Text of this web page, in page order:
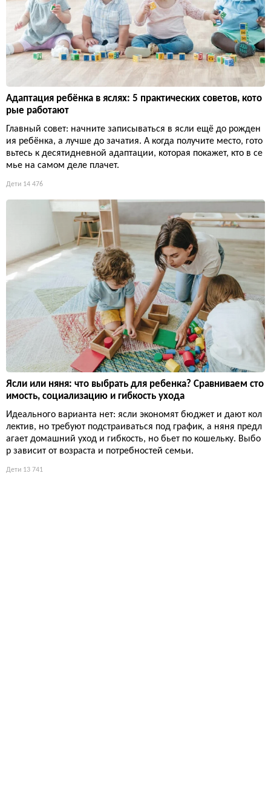
Адаптация ребёнка в яслях: 5 практических советов, кото
рые работают
Главный совет: начните записываться в ясли ещё до рожден
ия ребёнка, а лучше до зачатия. А когда получите место, гото
вьтесь к десятидневной адаптации, которая покажет, кто в се
мье на самом деле плачет.
Дети 14 476
Ясли или няня: что выбрать для ребенка? Сравниваем сто
имость, социализацию и гибкость ухода
Идеального варианта нет: ясли экономят бюджет и дают кол
лектив, но требуют подстраиваться под график, а няня предл
агает домашний уход и гибкость, но бьет по кошельку. Выбо
р зависит от возраста и потребностей семьи.
Дети 13 741